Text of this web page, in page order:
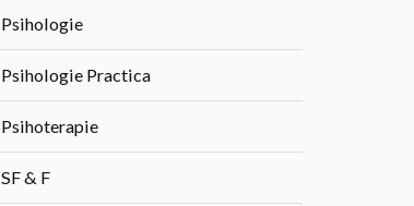
Psihologie
Psihologie Practica
Psihoterapie
SF & F